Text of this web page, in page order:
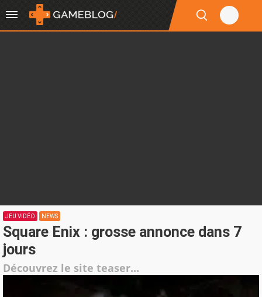
JEU VIDÉO NEWS
Square Enix : grosse annonce dans 7
jours
Découvrez le site teaser...